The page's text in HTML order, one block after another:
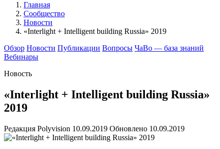
Главная
Сообщество
Новости
«Interlight + Intelligent building Russia» 2019
Обзор Новости Публикации Вопросы ЧаВо — база знаний
Вебинары
Новость
«Interlight + Intelligent building Russia»
2019
Редакция Polyvision 10.09.2019 Обновлено 10.09.2019